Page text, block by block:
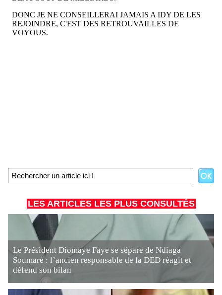
LES ARTICLES LES PLUS CONSULTÉS
Le Président Diomaye Faye se sépare de Ndiaga
Soumaré : l’ancien responsable de la DED réagit et
défend son bilan